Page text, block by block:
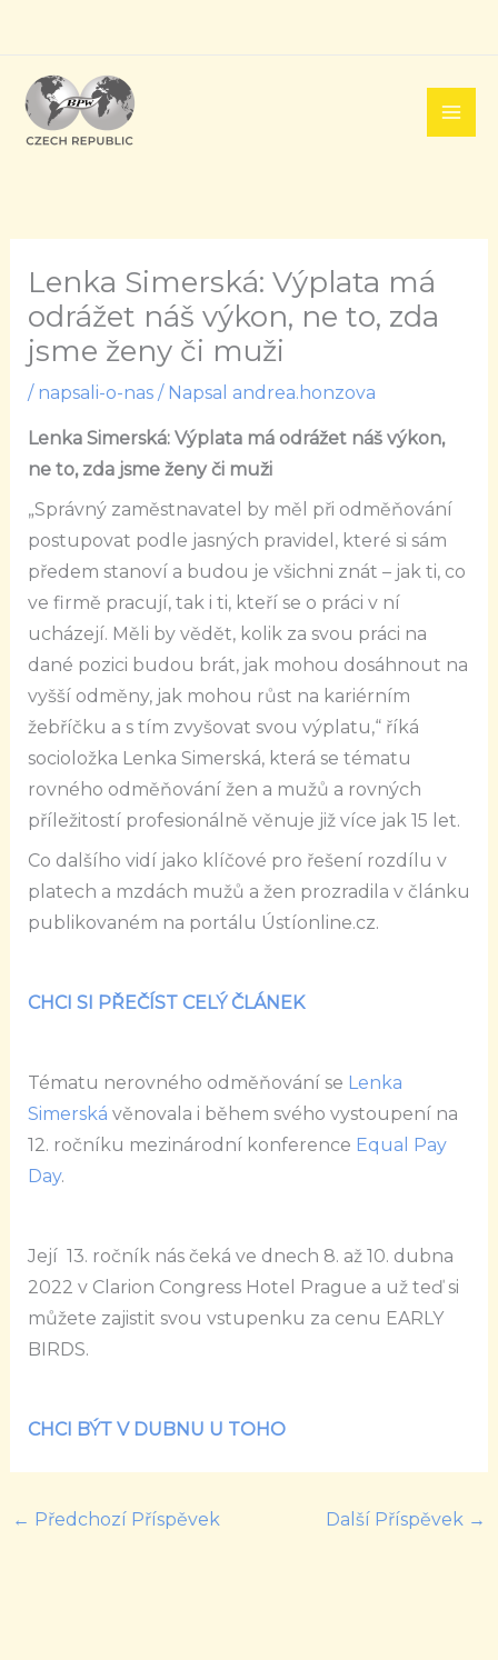
obsah
Lenka Simerská: Výplata má
odrážet náš výkon, ne to, zda
jsme ženy či muži
/ napsali-o-nas/ Napsal andrea.honzova
Lenka Simerská: Výplata má odrážet náš výkon,
ne to, zda jsme ženy či muži
„Správný zaměstnavatel by měl při odměňování
postupovat podle jasných pravidel, které si sám
předem stanoví a budou je všichni znát – jak ti, co
ve firmě pracují, tak i ti, kteří se o práci v ní
ucházejí. Měli by vědět, kolik za svou práci na
dané pozici budou brát, jak mohou dosáhnout na
vyšší odměny, jak mohou růst na kariérním
žebříčku a s tím zvyšovat svou výplatu,“ říká
socioložka Lenka Simerská, která se tématu
rovného odměňování žen a mužů a rovných
příležitostí profesionálně věnuje již více jak 15 let.
Co dalšího vidí jako klíčové pro řešení rozdílu v
platech a mzdách mužů a žen prozradila v článku
publikovaném na portálu Ústíonline.cz.
CHCI SI PŘEČÍST CELÝ ČLÁNEK
Tématu nerovného odměňování se Lenka
Simerská věnovala i během svého vystoupení na
12. ročníku mezinárodní konference Equal Pay
Day.
Její 13. ročník nás čeká ve dnech 8. až 10. dubna
2022 v Clarion Congress Hotel Prague a už teď si
můžete zajistit svou vstupenku za cenu EARLY
BIRDS.
CHCI BÝT V DUBNU U TOHO
← Předchozí Příspěvek Další Příspěvek →